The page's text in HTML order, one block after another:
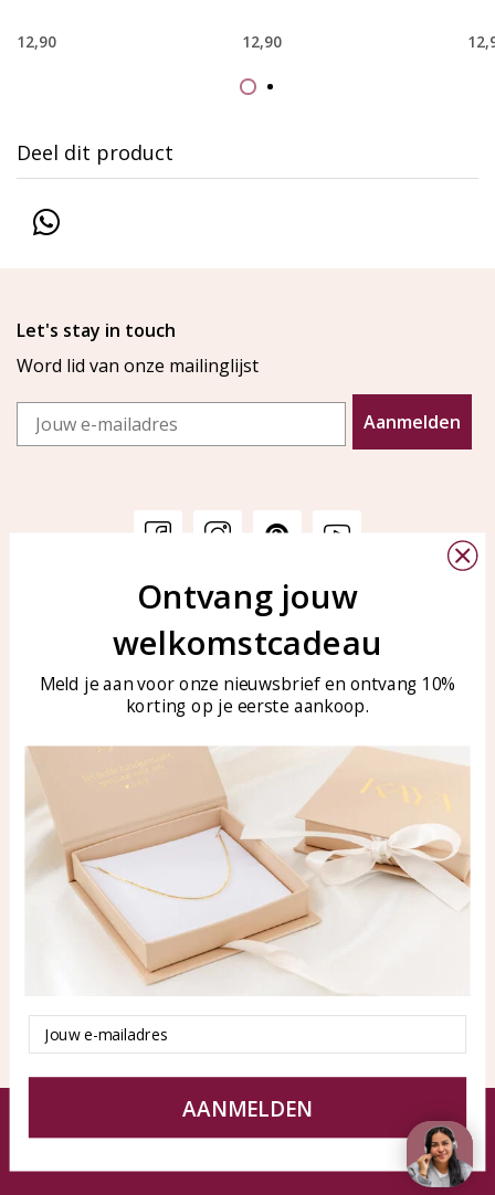
12,90 12,90
Deel dit product
Let's stay in touch
Word lid van onze mailinglijst
Email
Aanmelden
Veelgestelde vragen
Sieraden onderhouden
KAYA Sieraden
Bellen of WhatsApp Ma-Vr
tussen 09:00-17:00
Tel: 0850003187
WhatsApp: 0850003187
klantenservice@kayasierade
Producten
Alle producten
Nieuwe producten
KAYA Sieraden
Over ons
Samenwerken?
Tips en Advies
Duurzaamheid
© KAYA Sieraden
Algemene voorwaarden Disclaimer Privacy Policy Sitemap
Ontvang jouw
welkomstcadeau
Meld je aan voor onze nieuwsbrief en ontvang 10%
korting op je eerste aankoop.
Email
AANMELDEN